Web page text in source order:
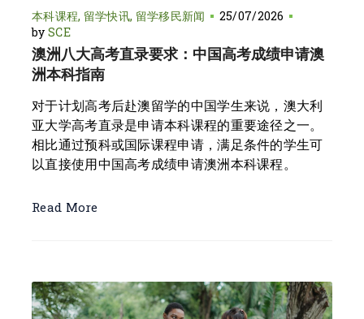
本科课程 留学快讯 留学移民新闻
25/07/2026
by SCE
澳洲八大高考直录要求：中国高考成绩申请澳
洲本科指南
对于计划高考后赴澳留学的中国学生来说，澳大利
亚大学高考直录是申请本科课程的重要途径之一。
相比通过预科或国际课程申请，满足条件的学生可
以直接使用中国高考成绩申请澳洲本科课程。
Read More